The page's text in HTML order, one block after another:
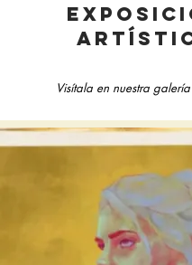
Visítala en nuestragalería